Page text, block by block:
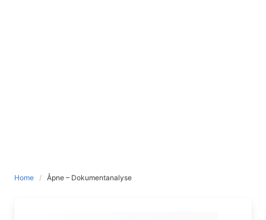
Home Åpne – Dokumentanalyse